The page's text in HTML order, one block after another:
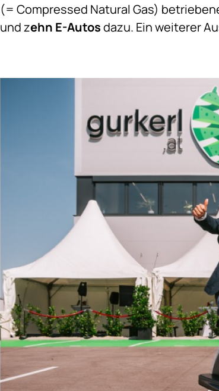
(= Compressed Natural Gas)
und zehn E-Autosdazu. Ein weiterer